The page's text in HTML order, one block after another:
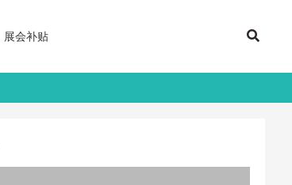
展会补贴